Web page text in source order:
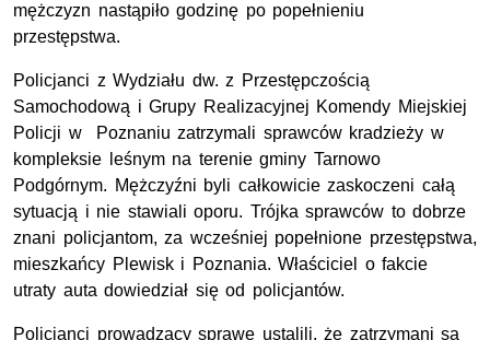
mężczyzn nastąpiło godzinę po popełnieniu
przestępstwa.
Policjanci z Wydziału dw. z Przestępczością
Samochodową i Grupy Realizacyjnej Komendy Miejskiej
Policji w Poznaniu zatrzymali sprawców kradzieży w
kompleksie leśnym na terenie gminy Tarnowo
Podgórnym. Mężczyźni byli całkowicie zaskoczeni całą
sytuacją i nie stawiali oporu. Trójka sprawców to dobrze
znani policjantom, za wcześniej popełnione przestępstwa,
mieszkańcy Plewisk i Poznania. Właściciel o fakcie
utraty auta dowiedział się od policjantów.
Policjanci prowadzący sprawę ustalili, że zatrzymani są